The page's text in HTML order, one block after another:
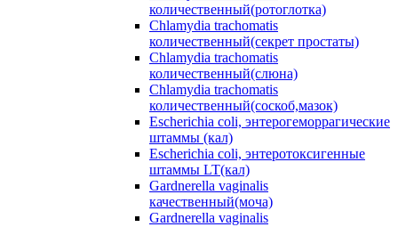
количественный(ротоглотка)
Chlamydia trachomatis
количественный(секрет простаты)
Chlamydia trachomatis
количественный(слюна)
Chlamydia trachomatis
количественный(соскоб,мазок)
Escherichia coli, энтерогеморрагические
штаммы (кал)
Escherichia coli, энтеротоксигенные
штаммы LT(кал)
Gardnerella vaginalis
качественный(моча)
Gardnerella vaginalis